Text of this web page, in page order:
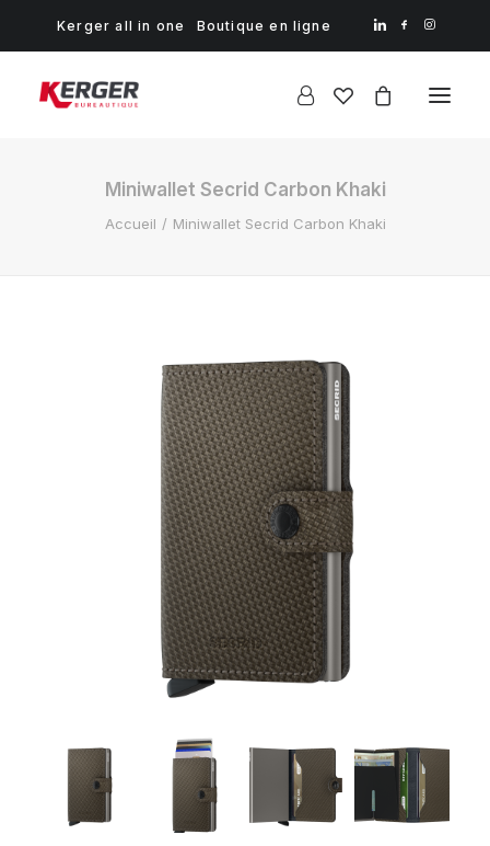
Kerger all in one Boutique en ligne
Miniwallet Secrid Carbon Khaki
Accueil Miniwallet Secrid Carbon Khaki